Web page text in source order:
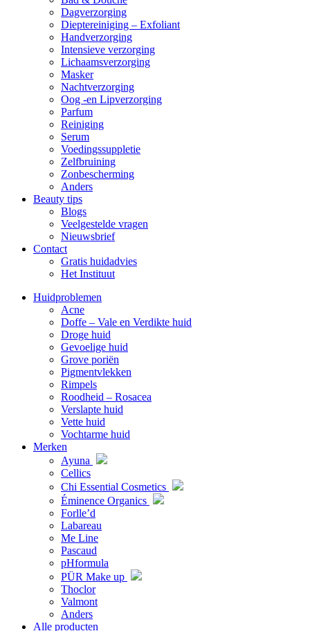
Dagverzorging
Dieptereiniging – Exfoliant
Handverzorging
Intensieve verzorging
Lichaamsverzorging
Masker
Nachtverzorging
Oog -en Lipverzorging
Parfum
Reiniging
Serum
Voedingssuppletie
Zelfbruining
Zonbescherming
Anders
Beauty tips
Blogs
Veelgestelde vragen
Nieuwsbrief
Contact
Gratis huidadvies
Het Instituut
Huidproblemen
Acne
Doffe – Vale en Verdikte huid
Droge huid
Gevoelige huid
Grove poriën
Pigmentvlekken
Rimpels
Roodheid – Rosacea
Verslapte huid
Vette huid
Vochtarme huid
Merken
Ayuna
Cellics
Chi Essential Cosmetics
Éminence Organics
Forlle’d
Labareau
Me Line
Pascaud
pHformula
PÜR Make up
Thoclor
Valmont
Anders
Alle producten